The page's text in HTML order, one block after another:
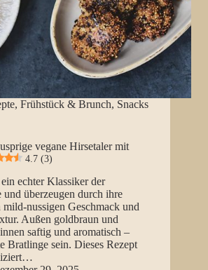
, Frühstück & Brunch, Snacks
vegane Hirsetaler mit
4.7 (3)
echter Klassiker der
überzeugen durch ihre
nussigen Geschmack und
Außen goldbraun und
saftig und aromatisch –
Bratlinge sein. Dieses Rezept